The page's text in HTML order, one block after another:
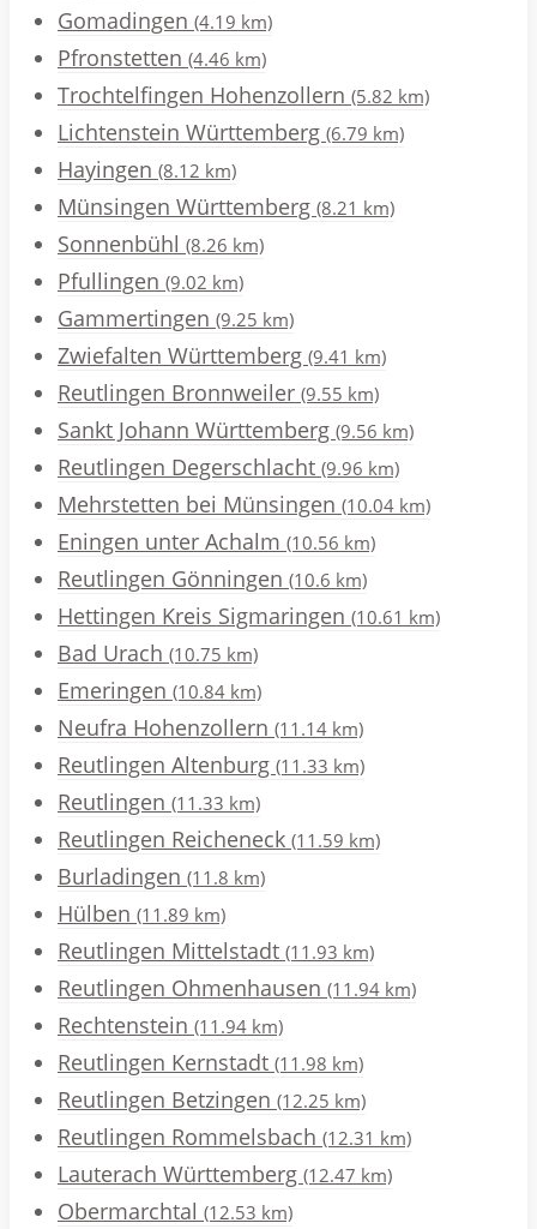
Gomadingen (4.19 km)
Pfronstetten (4.46 km)
Trochtelfingen Hohenzollern (5.82 km)
Lichtenstein Württemberg (6.79 km)
Hayingen (8.12 km)
Münsingen Württemberg (8.21 km)
Sonnenbühl (8.26 km)
Pfullingen (9.02 km)
Gammertingen (9.25 km)
Zwiefalten Württemberg (9.41 km)
Reutlingen Bronnweiler (9.55 km)
Sankt Johann Württemberg (9.56 km)
Reutlingen Degerschlacht (9.96 km)
Mehrstetten bei Münsingen (10.04 km)
Eningen unter Achalm (10.56 km)
Reutlingen Gönningen (10.6 km)
Hettingen Kreis Sigmaringen (10.61 km)
Bad Urach (10.75 km)
Emeringen (10.84 km)
Neufra Hohenzollern (11.14 km)
Reutlingen Altenburg (11.33 km)
Reutlingen (11.33 km)
Reutlingen Reicheneck (11.59 km)
Burladingen (11.8 km)
Hülben (11.89 km)
Reutlingen Mittelstadt (11.93 km)
Reutlingen Ohmenhausen (11.94 km)
Rechtenstein (11.94 km)
Reutlingen Kernstadt (11.98 km)
Reutlingen Betzingen (12.25 km)
Reutlingen Rommelsbach (12.31 km)
Lauterach Württemberg (12.47 km)
Obermarchtal (12.53 km)